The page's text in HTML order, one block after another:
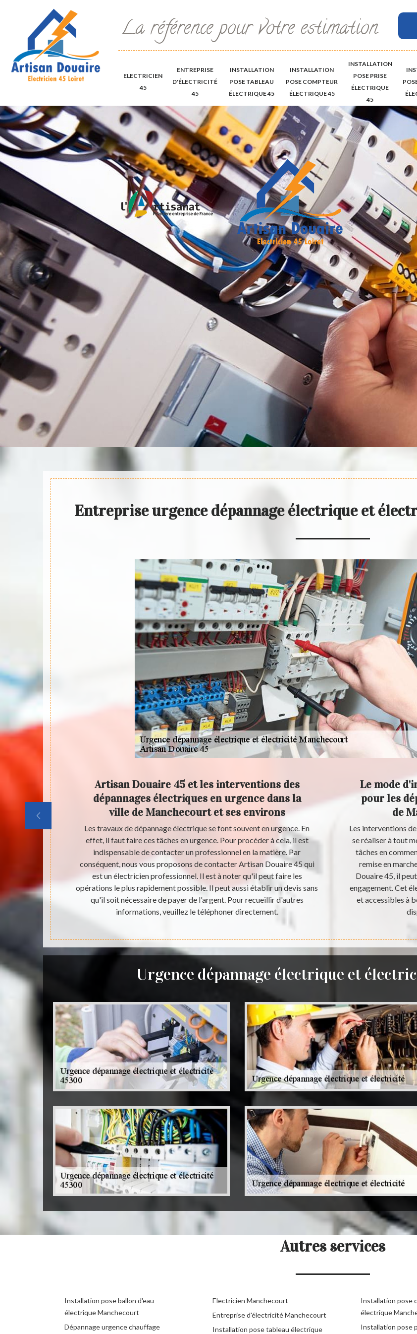
La référence pour votre estimation
ELECTRICIEN
45
ENTREPRISE
D'ÉLECTRICITÉ
45
INSTALLATION
POSE TABLEAU
ÉLECTRIQUE 45
INSTALLATION
POSE COMPTEUR
ÉLECTRIQUE 45
INSTALLATION
POSE PRISE
ÉLECTRIQUE
45
Entreprise urgence dépannage électrique et
nombre
peut s'en
et
Artisan Douaire 45 et les interventions des
dépannages électriques en urgence dans la
ville de Manchecourt et ses environs
Les travaux de dépannage électrique se font souvent en urgence. En
effet, il faut faire ces tâches en urgence. Pour procéder à cela, il est
indispensable de contacter un professionnel en la matière. Par
conséquent, nous vous proposons de contacter Artisan Douaire 45 qui
est un électricien professionnel. Il est à noter qu'il peut faire les
opérations le plus rapidement possible. Il peut aussi établir un devis sans
qu'il soit nécessaire de payer de l'argent. Pour recueillir d'autres
informations, veuillez le téléphoner directement.
Le mode
pour les
de
Les interventions
se réaliser à tout
tâches en
remise en
Douaire 45, il
engagement. Cet
et accessibles à
Urgence dépannage électrique et
Autres services
Installation pose ballon d'eau
électrique Manchecourt
Dépannage urgence chauffage
Electricien Manchecourt
Entreprise d'électricité Manchecourt
Installation pose tableau électrique
Installation pose
électrique
Installation pose